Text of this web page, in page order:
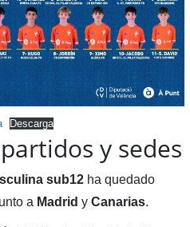
Descarga
y sedes
sub12ha quedado
a Madrid y Canarias.